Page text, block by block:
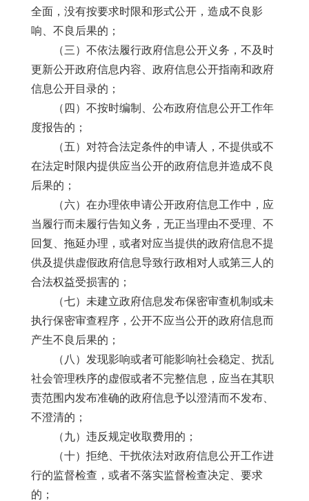
全面，没有按要求时限和形式公开，造成不良影
响、不良后果的；
（三）不依法履行政府信息公开义务，不及时
更新公开政府信息内容、政府信息公开指南和政府
信息公开目录的；
（四）不按时编制、公布政府信息公开工作年
度报告的；
（五）对符合法定条件的申请人，不提供或不
在法定时限内提供应当公开的政府信息并造成不良
后果的；
（六）在办理依申请公开政府信息工作中，应
当履行而未履行告知义务，无正当理由不受理、不
回复、拖延办理，或者对应当提供的政府信息不提
供及提供虚假政府信息导致行政相对人或第三人的
合法权益受损害的；
（七）未建立政府信息发布保密审查机制或未
执行保密审查程序，公开不应当公开的政府信息而
产生不良后果的；
（八）发现影响或者可能影响社会稳定、扰乱
社会管理秩序的虚假或者不完整信息，应当在其职
责范围内发布准确的政府信息予以澄清而不发布、
不澄清的；
（九）违反规定收取费用的；
（十）拒绝、干扰依法对政府信息公开工作进
行的监督检查，或者不落实监督检查决定、要求
的；